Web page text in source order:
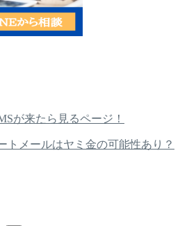
が来たら見るページ！
トメールはヤミ金の可能性あり？